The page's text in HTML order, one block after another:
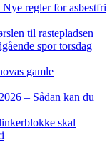
regler for asbestfri
til rastepladsen
spor torsdag
gamle
– Sådan kan du
skal